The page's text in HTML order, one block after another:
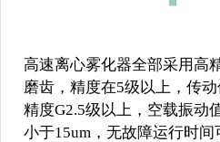
高速离心雾化器全部采用高
磨齿，精度在5级以上，传
精度G2.5级以上，空载振动
小于15um，无故障运行时